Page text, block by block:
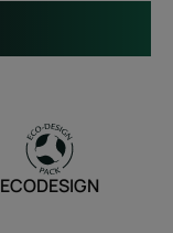
ECODESIGN